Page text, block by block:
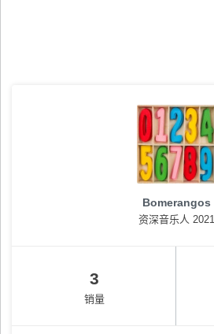
Bomerangos
资深音乐人 2021
3
销量